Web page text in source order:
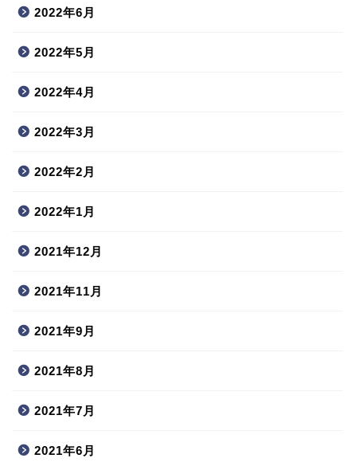
2022年6月
2022年5月
2022年4月
2022年3月
2022年2月
2022年1月
2021年12月
2021年11月
2021年9月
2021年8月
2021年7月
2021年6月